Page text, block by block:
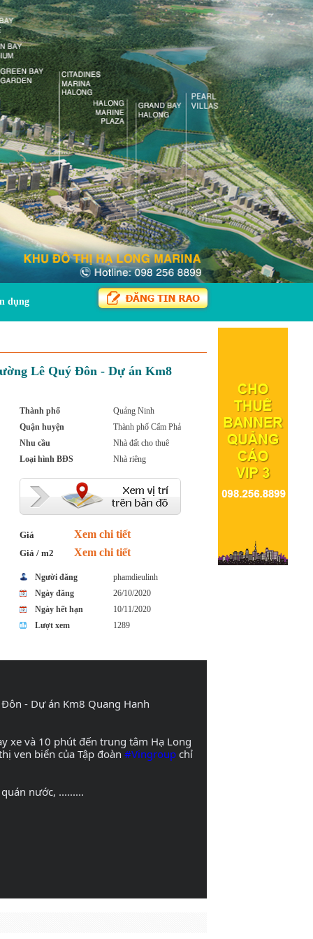
dụng
Lê Quý Đôn - Dự án Km8
Thành phố
Quảng Ninh
Quận huyện
Thành phố Cẩm Phả
Nhu cầu
Nhà đất cho thuê
Loại hình BĐS
Nhà riêng
Giá Xem chi tiết
Giá / m2 Xem chi tiết
Người đăng
phamdieulinh
Ngày đăng
26/10/2020
Ngày hết hạn
10/11/2020
Lượt xem
1289
- Dự án Km8 Quang Hanh
xe và 10 phút đến trung tâm Hạ Long
ven biển của Tập đoàn #Vingroup chỉ
nước, .........